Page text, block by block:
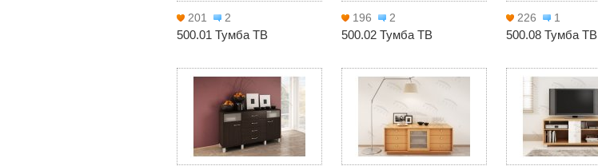
201 2
500.01 Тумба ТВ
196 2
500.02 Тумба ТВ
226 1
500.08 Тумба ТВ